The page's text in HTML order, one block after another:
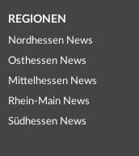
REGIONEN
Nordhessen News
Osthessen News
Mittelhessen News
Rhein-Main News
Südhessen News